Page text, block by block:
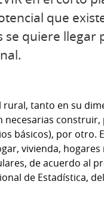
que
se quiere
tanto en su
básicos), por otro.
vivienda,
de acuerdo al
de Estadística,